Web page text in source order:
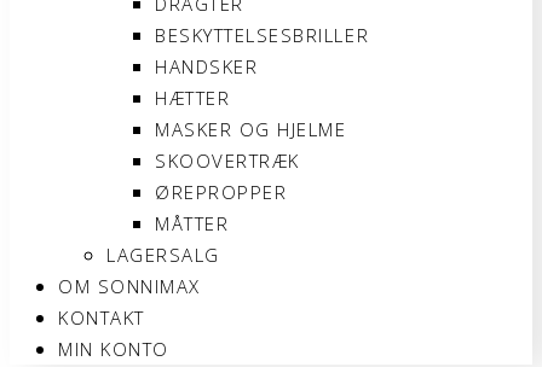
BESKYTTELSESBRILLER
HANDSKER
HÆTTER
MASKER OG HJELME
SKOOVERTRÆK
ØREPROPPER
MÅTTER
LAGERSALG
OM SONNIMAX
KONTAKT
MIN KONTO